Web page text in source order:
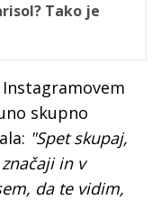
Tako je
skupno
"Spet skupaj,
in v
da te vidim,